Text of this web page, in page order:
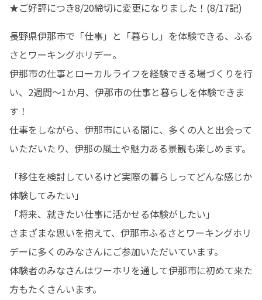
★ご好評につき8/20締切に変更になりました！(8/17記)
長野県伊那市で「仕事」と「暮らし」を体験できる、ふる
さとワーキングホリデー。
伊那市の仕事とローカルライフを経験できる場づくりを行
い、2週間～1か月、伊那市の仕事と暮らしを体験できま
す！
仕事をしながら、伊那市にいる間に、多くの人と出会って
いただいたり、伊那の風土や魅力ある景観も楽しめます。
「移住を検討しているけど実際の暮らしってどんな感じか
体験してみたい」
「将来、就きたい仕事に活かせる体験がしたい」
さまざまな思いを抱えて、伊那市ふるさとワーキングホリ
デーに多くのみなさんにご参加いただいています。
体験者のみなさんはワーホリを通して伊那市に初めて来た
方もたくさんいます。